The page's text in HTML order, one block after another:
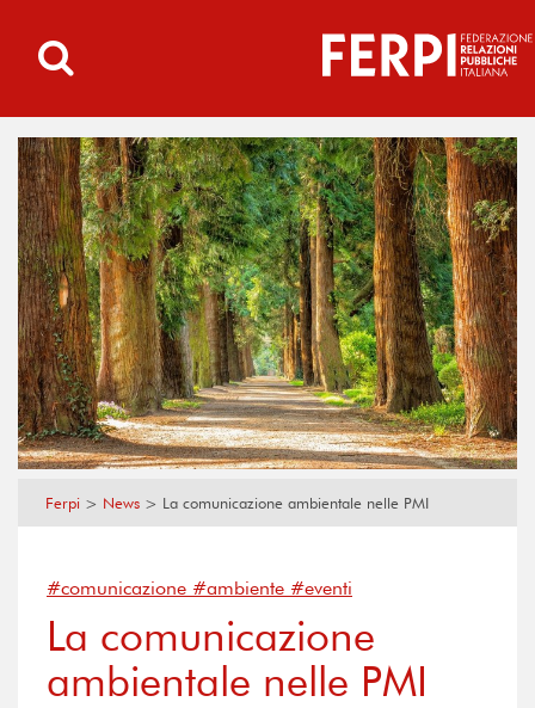
Ferpi > News > La comunicazione ambientale nelle PMI
#comunicazione #ambiente #eventi
La comunicazione
ambientale nelle PMI